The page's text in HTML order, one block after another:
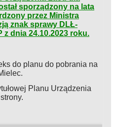
sporządzony na lata
przez Ministra
znak sprawy DLŁ-
z dnia 24.10.2023 roku.
do planu do pobrania na
Planu Urządzenia